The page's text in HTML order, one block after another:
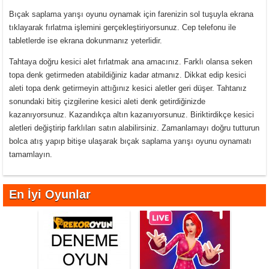
Bıçak saplama yarışı oyunu oynamak için farenizin sol tuşuyla ekrana
tıklayarak fırlatma işlemini gerçekleştiriyorsunuz. Cep telefonu ile
tabletlerde ise ekrana dokunmanız yeterlidir.
Tahtaya doğru kesici alet fırlatmak ana amacınız. Farklı olansa seken
topa denk getirmeden atabildiğiniz kadar atmanız. Dikkat edip kesici
aleti topa denk getirmeyin attığınız kesici aletler geri düşer. Tahtanız
sonundaki bitiş çizgilerine kesici aleti denk getirdiğinizde
kazanıyorsunuz. Kazandıkça altın kazanıyorsunuz. Biriktirdikçe kesici
aletleri değiştirip farklıları satın alabilirsiniz. Zamanlamayı doğru tutturun
bolca atış yapıp bitişe ulaşarak bıçak saplama yarışı oyunu oynamatı
tamamlayın.
En İyi Oyunlar